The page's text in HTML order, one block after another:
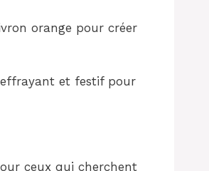
orange pour créer
et festif pour
ceux qui cherchent